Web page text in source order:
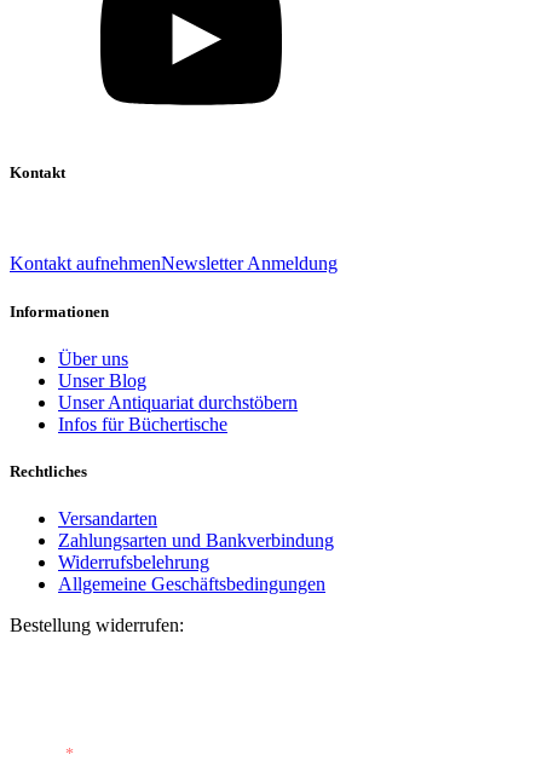
Kontakt
Kontakt aufnehmenNewsletter Anmeldung
Informationen
Über uns
Unser Blog
Unser Antiquariat durchstöbern
Infos für Büchertische
Rechtliches
Versandarten
Zahlungsarten und Bankverbindung
Widerrufsbelehrung
Allgemeine Geschäftsbedingungen
Bestellung widerrufen:
*